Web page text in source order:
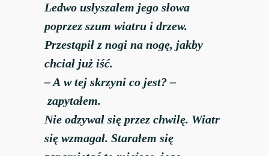
Ledwo usłyszałem jego słowa
poprzez szum wiatru i drzew.
Przestąpił z nogi na nogę, jakby
chciał już iść.
– A w tej skrzyni co jest? –
zapytałem.
Nie odzywał się przez chwilę. Wiatr
się wzmagał. Starałem się